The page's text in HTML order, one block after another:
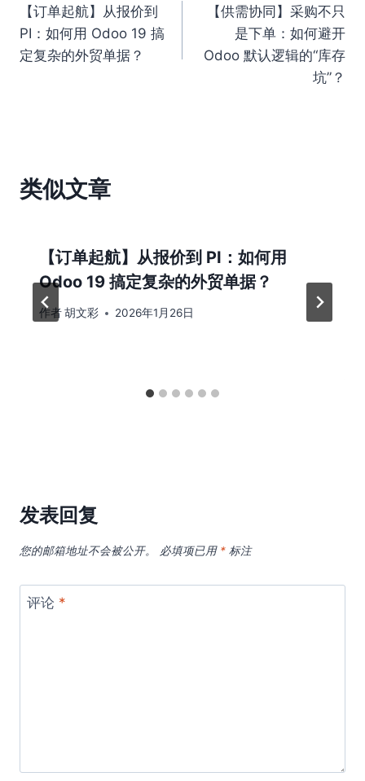
章
导
【订单起航】从报价到
PI：如何用 Odoo 19 搞
定复杂的外贸单据？
【供需协同】采购不只
是下单：如何避开
Odoo 默认逻辑的“库存
坑”？
类似文章
【订单起航】从报价到 PI：如何用
Odoo 19 搞定复杂的外贸单据？
作者胡文彩 2026年1月26日
发表回复
您的邮箱地址不会被公开。 必填项已用 * 标注
评论 *